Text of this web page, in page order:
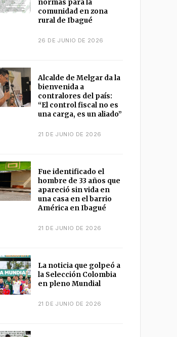
normas para la
comunidad en zona
rural de Ibagué
26 DE JUNIO DE 2026
Alcalde de Melgar da la
bienvenida a
contralores del país:
“El control fiscal no es
una carga, es un aliado”
21 DE JUNIO DE 2026
Fue identificado el
hombre de 33 años que
apareció sin vida en
una casa en el barrio
América en Ibagué
21 DE JUNIO DE 2026
La noticia que golpeó a
la Selección Colombia
en pleno Mundial
21 DE JUNIO DE 2026